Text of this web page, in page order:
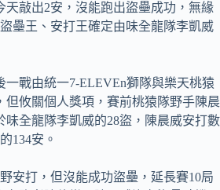
天敲出2安，沒能跑出盜壘成功，無緣
壘王、安打王確定由味全龍隊李凱威
一戰由統一7-ELEVEn獅隊與樂天桃猿
但攸關個人獎項，賽前桃猿隊野手陳晨
味全龍隊李凱威的28盜，陳晨威安打數
134安。
安打，但沒能成功盜壘，延長賽10局